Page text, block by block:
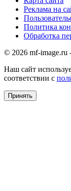
Реклама на
Политика
Обработка
© 2026 mf-
Наш сайт
соответствии с
Принять